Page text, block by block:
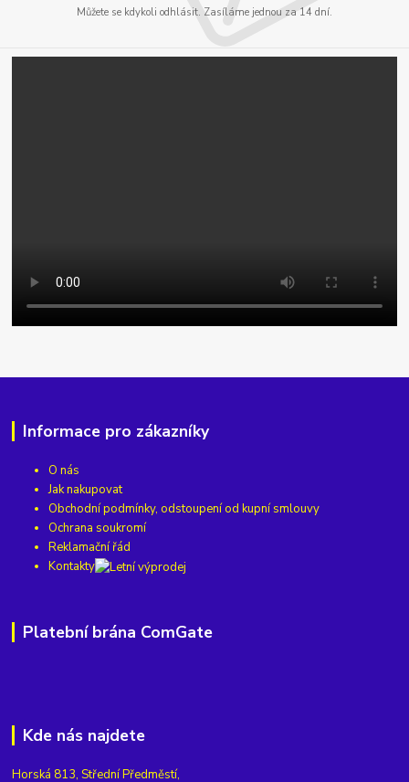
Můžete se kdykoli odhlásit. Zasíláme jednou za 14 dní.
Informace pro zákazníky
O nás
Jak nakupovat
Obchodní podmínky, odstoupení od kupní smlouvy
Ochrana soukromí
Reklamační řád
Kontakty
Platební brána ComGate
Kde nás najdete
Horská 813, Střední Předměstí,